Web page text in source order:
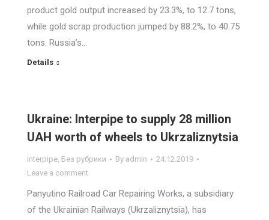
product gold output increased by 23.3%, to 12.7 tons,
while gold scrap production jumped by 88.2%, to 40.75
tons. Russia’s…
Details
Ukraine: Interpipe to supply 28 million
UAH worth of wheels to Ukrzaliznytsia
Interpipe, Без рубрики By admin
24.12.2019
Leave a comment
Panyutino Railroad Car Repairing Works, a subsidiary
of the Ukrainian Railways (Ukrzaliznytsia), has